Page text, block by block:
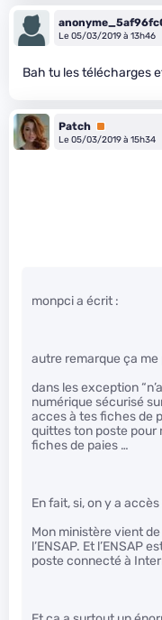
Le 05/03/2019 à 13h46
Bah tu les télécharges
Patch Premium
Le 05/03/2019 à 15h34
monpci a écrit :
autre remarque ça
dans les exception
numérique sécurisé
acces à tes fiches de
quittes ton poste pour
fiches de paies …
En fait, si, on y a
Mon ministère vient
l’ENSAP. Et l’ENSAP
poste connecté à